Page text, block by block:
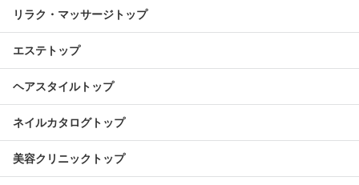
リラク・マッサージトップ
エステトップ
ヘアスタイルトップ
ネイルカタログトップ
美容クリニックトップ